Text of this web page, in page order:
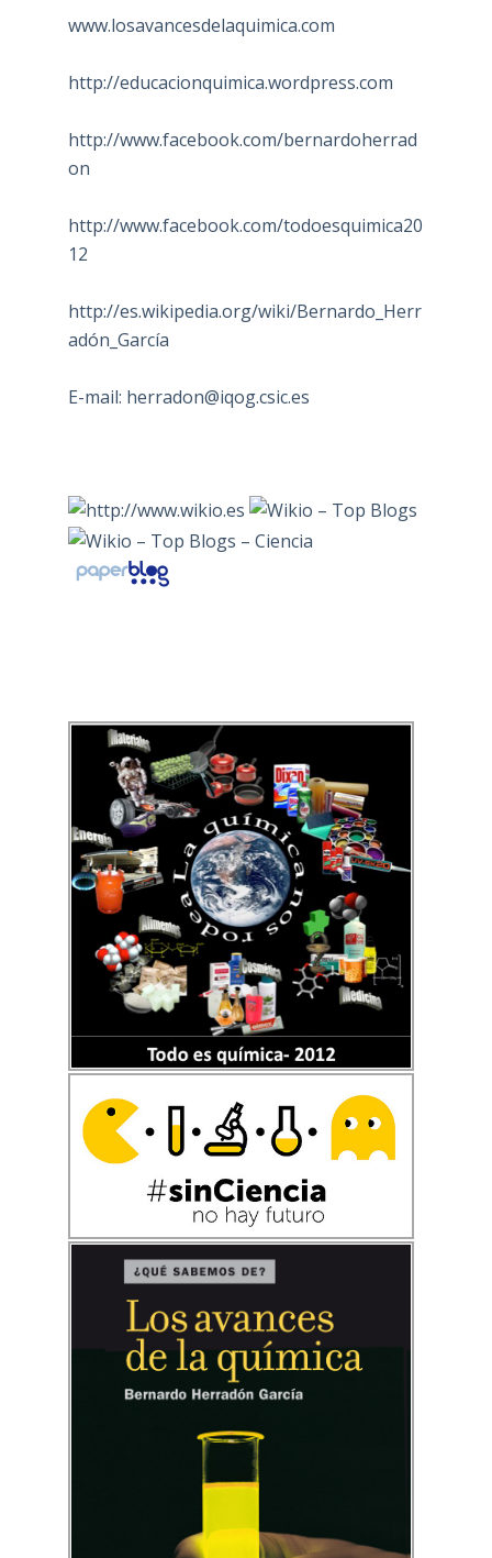
www.losavancesdelaquimica.com
http://educacionquimica.wordpress.com
http://www.facebook.com/bernardoherrad
on
http://www.facebook.com/todoesquimica20
12
http://es.wikipedia.org/wiki/Bernardo_Herr
adón_García
E-mail: herradon@iqog.csic.es